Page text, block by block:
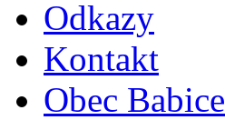
Odkazy
Kontakt
Obec Babice